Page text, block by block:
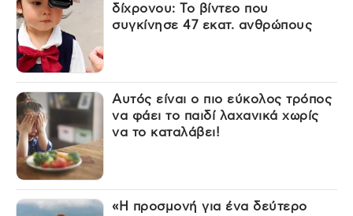
δίχρονου: Το βίντεο που
συγκίνησε 47 εκατ. ανθρώπους
Αυτός είναι ο πιο εύκολος τρόπος
να φάει το παιδί λαχανικά χωρίς
να το καταλάβει!
«Η προσμονή για ένα δεύτερο